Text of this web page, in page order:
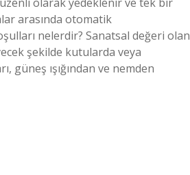
arasında otomatik
nelerdir? Sanatsal değeri olan
şekilde kutularda veya
güneş ışığından ve nemden